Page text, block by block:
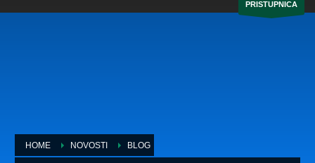
PRISTUPNICA
HOME NOVOSTI BLOG